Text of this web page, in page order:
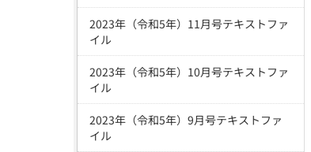
2023年（令和5年）11月号テキストファ
イル
2023年（令和5年）10月号テキストファ
イル
2023年（令和5年）9月号テキストファ
イル